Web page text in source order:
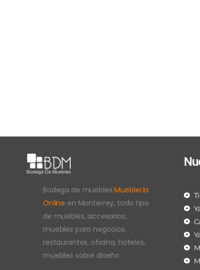
Bodega de mueblesMueblería
Online en Monterrey, todo tipo
de muebles, accesorios,
muebles para negocios,
restaurantes, oficina, hoteles,
muebles sobre diseño.